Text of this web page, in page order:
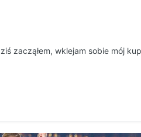
zacząłem, wklejam sobie mój